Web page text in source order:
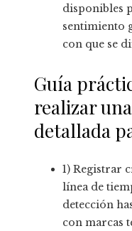
disponibles
sentimiento
con que se
Guía
realizar
detallada
1) Registrar
línea de
detección
con marcas